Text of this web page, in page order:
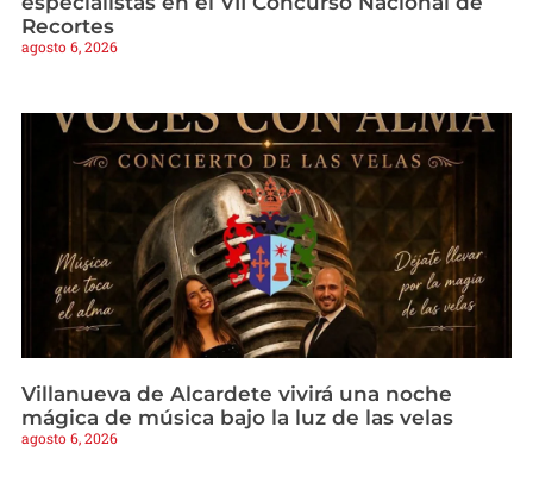
Recortes
agosto 6, 2026
Villanueva de Alcardete vivirá una noche
mágica de música bajo la luz de las velas
agosto 6, 2026